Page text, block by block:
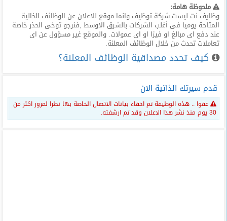
ملحوظة هامة:
وظايف نت ليست شركة توظيف وانما موقع للاعلان عن الوظائف الخالية
المتاحة يوميا فى أغلب الشركات بالشرق الاوسط ,فنرجو توخى الحذر خاصة
عند دفع اى مبالغ او فيزا او اى عمولات. والموقع غير مسؤول عن اى
تعاملات تحدث من خلال الوظائف المعلنة.
كيف تحدد مصداقية الوظائف المعلنة؟
قدم سيرتك الذاتية الان
عفوا .. هذه الوظيفة تم اخفاء بيانات الاتصال الخاصة بها نظرا لمرور اكثر من
30 يوم منذ نشر هذا الاعلان وقد تم ارشفته.